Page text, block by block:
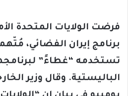
فرضت الولايات المتحدة
برنامج إيران الفضائي،
تستخدمه “غطاءً”
الباليستية. وقال وزير